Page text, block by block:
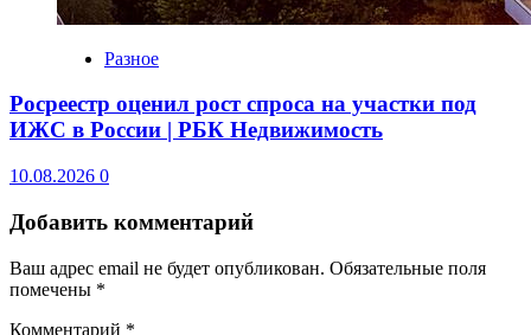
Разное
Росреестр оценил рост спроса на участки под
ИЖС в России | РБК Недвижимость
10.08.2026 0
Добавить комментарий
Ваш адрес email не будет опубликован. Обязательные поля
помечены *
Комментарий *